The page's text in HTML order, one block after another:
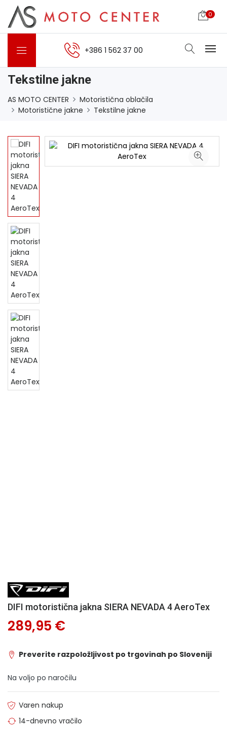
0
+386 1 562 37 00
Tekstilne jakne
AS MOTO CENTER
Motoristična oblačila
Motoristične jakne
Tekstilne jakne
DIFI motoristična jakna SIERA NEVADA 4 AeroTex
289,95 €
Preverite razpoložljivost po trgovinah po Sloveniji
Na voljo po naročilu
Varen nakup
14-dnevno vračilo